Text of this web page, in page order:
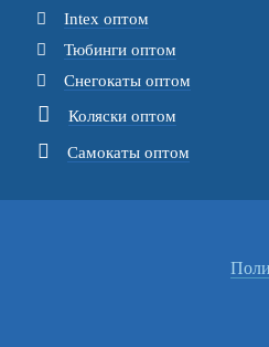
Intex оптом
Тюбинги оптом
Снегокаты оптом
Коляски оптом
Самокаты оптом